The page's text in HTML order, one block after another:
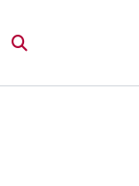
Buscar en MOBI